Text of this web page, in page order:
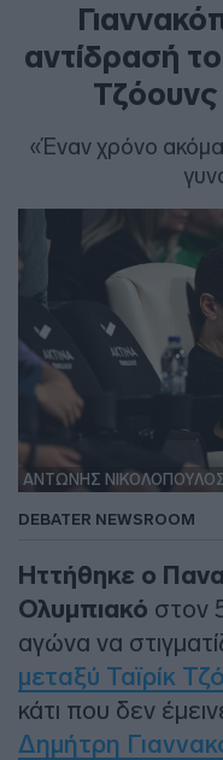
αντίδρασή
«Έναν χρόνο
ΑΝΤΩΝΗΣ ΝΙΚΟΛΟΠΟΥΛΟΣ
DEBATER NEWSROOM
Ηττήθηκε ο
Ολυμπιακό στον
αγώνα να
μεταξύ Ταϊρίκ
κάτι που δεν
Δημήτρη